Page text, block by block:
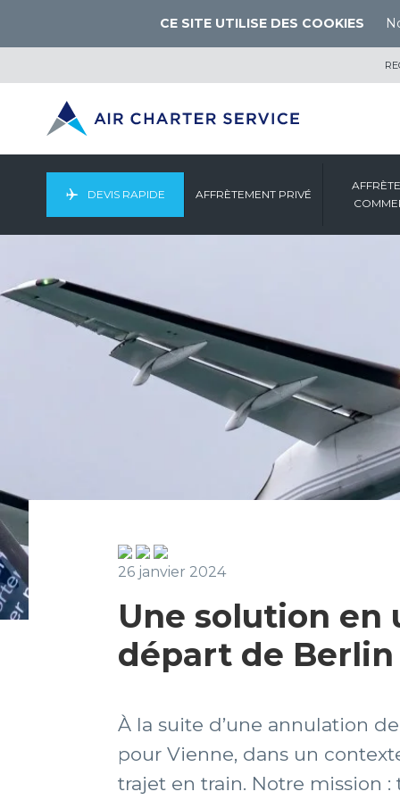
CE SITE UTILISE DES COOKIES
DEVIS RAPIDE AFFRÈTEMENT PRIVÉ
26 janvier 2024
Une solution en
départ de Berlin
À la suite d’une annulation
pour Vienne, dans un
trajet en train. Notre mission